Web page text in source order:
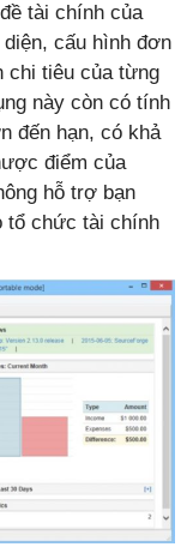
tài chính của
cấu hình đơn
chi tiêu của từng
này còn có tính
đến hạn, có khả
điểm của
hỗ trợ bạn
tổ chức tài chính